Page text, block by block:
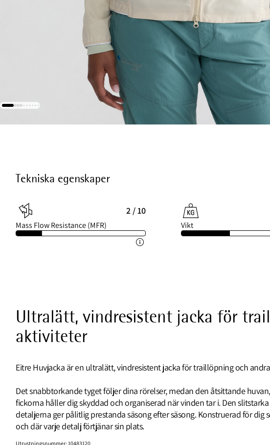
Tekniska egenskaper
2 / 10
Mass Flow Resistance (MFR) Vikt
Ultralätt, vindresistent jacka för
aktiviteter
Eitre Huvjacka är en ultralätt, vindresistent jacka för traillöpning och
Det snabbtorkande tyget följer dina rörelser, medan den åtsittande
fickorna håller dig skyddad och organiserad när vinden tar i. Den
detaljerna ger pålitlig prestanda säsong efter säsong. Konstruerad för
och där varje detalj förtjänar sin plats.
Utrustningsnummer: 10483120